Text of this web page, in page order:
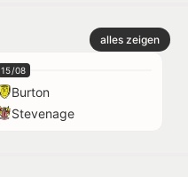
alles zeigen
15/08
Burton
Stevenage